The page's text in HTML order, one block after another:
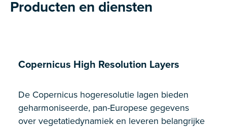
Producten en diensten
Copernicus High Resolution Layers
De Copernicus hogeresolutie lagen bieden
geharmoniseerde, pan-Europese gegevens
over vegetatiedynamiek en leveren belangrijke